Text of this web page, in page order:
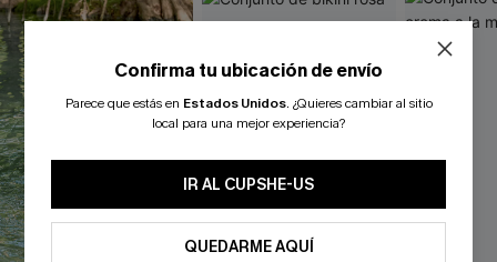
Confirma tu ubicación de envío
Parece que estás en Estados Unidos. ¿Quieres cambiar al sitio
local para una mejor experiencia?
IR AL CUPSHE-US
QUEDARME AQUÍ